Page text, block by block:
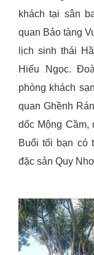
khách tại sân
quan Bảo tàng
lịch sinh thái
Hiếu Ngọc.
phòng khách
quan Ghềnh
dốc Mộng Cầm,
Buổi tối bạn có
đặc sản Quy